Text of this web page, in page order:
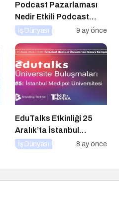
Podcast Pazarlaması
Nedir Etkili Podcast
Pazarlaması için 10
İş Dünyası 9 ay önce
EduTalks Etkinliği 25
Aralık’ta İstanbul
Medipol
İş Dünyası 8 ay önce